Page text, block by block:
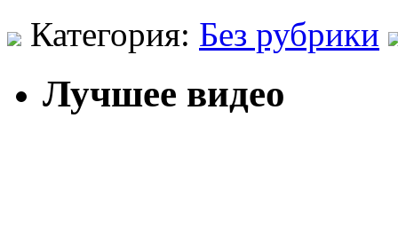
Категория: Без рубрики
Лучшее видео